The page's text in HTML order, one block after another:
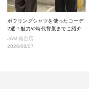
ボウリングシャツを使ったコーデ
2選！魅力や時代背景までご紹介
JAM 仙台店
2026/08/07